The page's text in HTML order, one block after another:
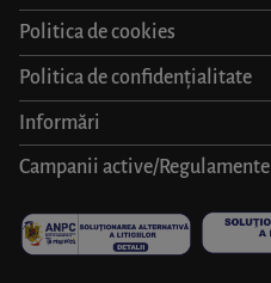
Politica de cookies
Politica de confidențialitate
Informări
Campanii active/Regulamente